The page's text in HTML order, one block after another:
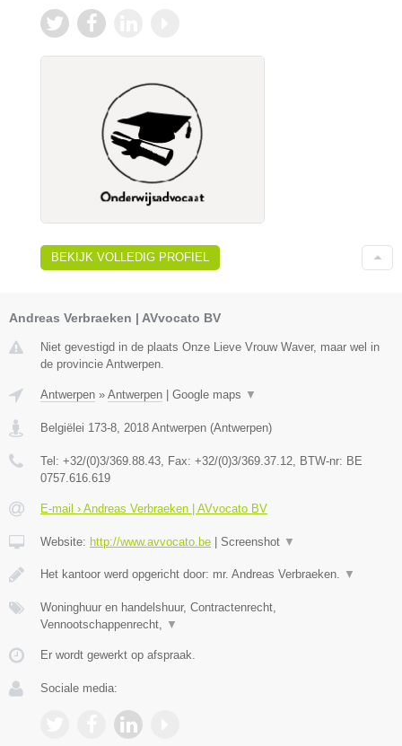
BEKIJK VOLLEDIG PROFIEL
Andreas Verbraeken | AVvocato BV
Niet gevestigd in de plaats Onze Lieve Vrouw Waver, maar wel in
de provincie Antwerpen.
Antwerpen » Antwerpen Google maps ▼
Belgiëlei 173-8, 2018 Antwerpen (Antwerpen)
Tel: +32/(0)3/369.88.43, Fax: +32/(0)3/369.37.12, BTW-nr: BE
0757.616.619
E-mail › Andreas Verbraeken | AVvocato BV
Website: http://www.avvocato.be Screenshot ▼
Het kantoor werd opgericht door: mr. Andreas Verbraeken. ▼
Woninghuur en handelshuur, Contractenrecht,
Vennootschappenrecht, ▼
Er wordt gewerkt op afspraak.
Sociale media: